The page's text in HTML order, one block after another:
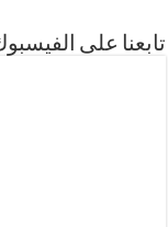
تابعنا على